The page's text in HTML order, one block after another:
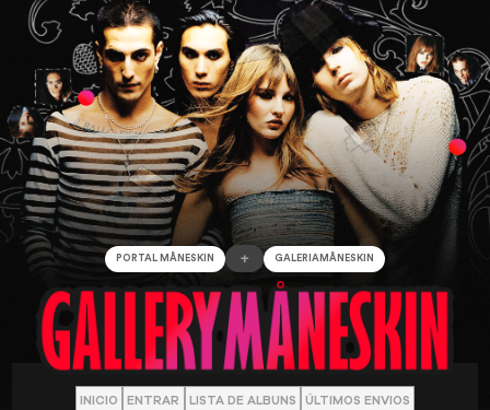
PORTAL MÅNESKIN + GALERIAMÅNESKIN
INICIO ENTRAR LISTA DE ALBUNS
ÚLTIMOS ENVIOS